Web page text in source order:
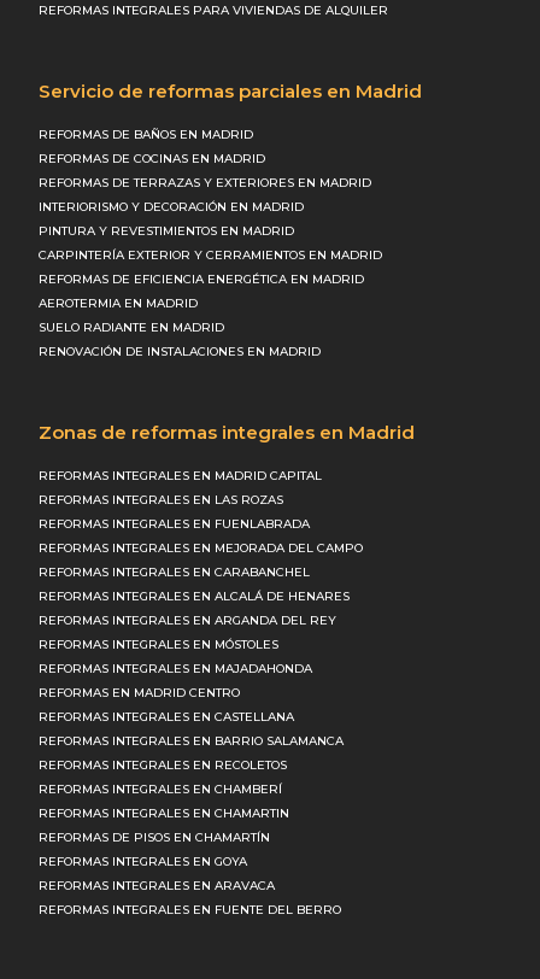
REFORMAS INTEGRALES PARA VIVIENDAS DE ALQUILER
Servicio de reformas parciales en Madrid
REFORMAS DE BAÑOS EN MADRID
REFORMAS DE COCINAS EN MADRID
REFORMAS DE TERRAZAS Y EXTERIORES EN MADRID
INTERIORISMO Y DECORACIÓN EN MADRID
PINTURA Y REVESTIMIENTOS EN MADRID
CARPINTERÍA EXTERIOR Y CERRAMIENTOS EN MADRID
REFORMAS DE EFICIENCIA ENERGÉTICA EN MADRID
AEROTERMIA EN MADRID
SUELO RADIANTE EN MADRID
RENOVACIÓN DE INSTALACIONES EN MADRID
Zonas de reformas integrales en Madrid
REFORMAS INTEGRALES EN MADRID CAPITAL
REFORMAS INTEGRALES EN LAS ROZAS
REFORMAS INTEGRALES EN FUENLABRADA
REFORMAS INTEGRALES EN MEJORADA DEL CAMPO
REFORMAS INTEGRALES EN CARABANCHEL
REFORMAS INTEGRALES EN ALCALÁ DE HENARES
REFORMAS INTEGRALES EN ARGANDA DEL REY
REFORMAS INTEGRALES EN MÓSTOLES
REFORMAS INTEGRALES EN MAJADAHONDA
REFORMAS EN MADRID CENTRO
REFORMAS INTEGRALES EN CASTELLANA
REFORMAS INTEGRALES EN BARRIO SALAMANCA
REFORMAS INTEGRALES EN RECOLETOS
REFORMAS INTEGRALES EN CHAMBERÍ
REFORMAS INTEGRALES EN CHAMARTIN
REFORMAS DE PISOS EN CHAMARTÍN
REFORMAS INTEGRALES EN GOYA
REFORMAS INTEGRALES EN ARAVACA
REFORMAS INTEGRALES EN FUENTE DEL BERRO